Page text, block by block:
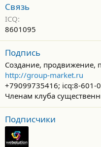
Связь
ICQ
8601095
Подпись
Создание, продвижение,
http://group-market.ru
+79099735416; icq:8-601-
Членам клуба
Подписчики